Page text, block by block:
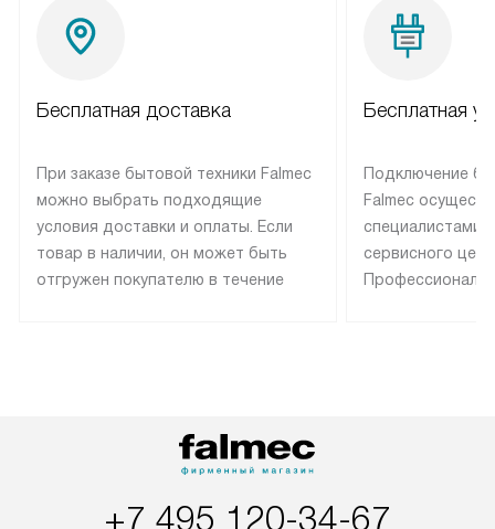
Бесплатная доставка
При заказе бытовой техники Falmec
можно выбрать подходящие
условия доставки и оплаты. Если
товар в наличии, он может быть
отгружен покупателю в течение
Бесплатная
Подключение
Falmec
специалистами
сервисного
+7 495 120-34-67